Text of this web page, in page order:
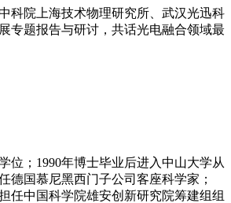
科院上海技术物理研究所、武汉光迅科
专题报告与研讨，共话光电融合领域最
位；1990年博士毕业后进入中山大学从
德国慕尼黑西门子公司客座科学家；
任中国科学院雄安创新研究院筹建组组